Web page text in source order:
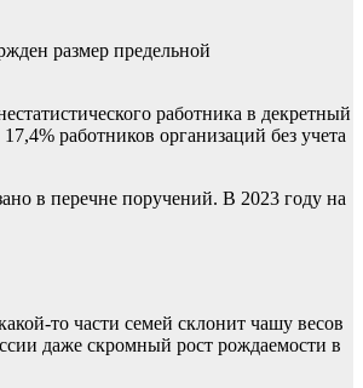
размер предельной
работника в декретный
работников организаций без учета
в перечне поручений. В 2023 году на
то части семей склонит чашу весов
даже скромный рост рождаемости в